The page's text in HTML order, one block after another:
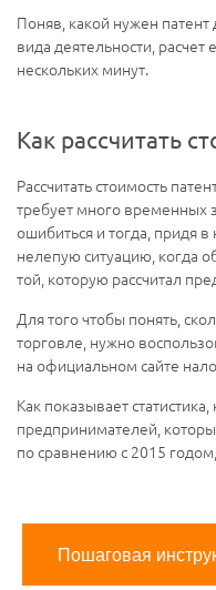
Поняв, какой нужен
вида деятельности,
нескольких минут.
Как рассчитать
Рассчитать стоимость
требует много временных
ошибиться и тогда, придя
нелепую ситуацию, когда
той, которую рассчитал
Для того чтобы понять,
торговле, нужно
на официальном сайте
Как показывает
предпринимателей,
по сравнению с 2015
Пошаговая